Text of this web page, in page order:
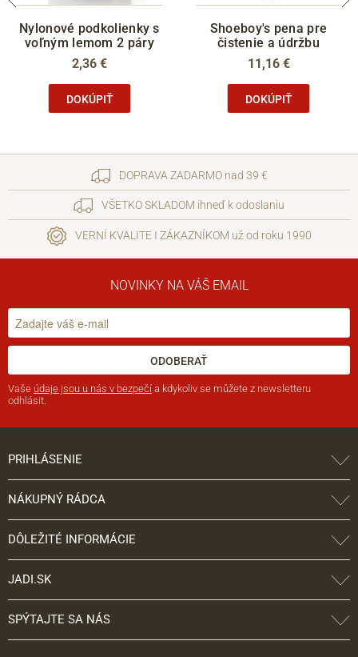
Nylonové podkolienky s
voľným lemom 2 páry
2,36 €
DOKÚPIŤ
Shoeboy's pena pre
čistenie a údržbu
11,16 €
DOKÚPIŤ
DOPRAVA ZADARMO nad 39 €
VŠETKO SKLADOM ihneď k odoslaniu
VERNÍ KVALITE I ZÁKAZNÍKOM už od roku 1990
NOVINKY NA VÁŠ EMAIL
ODOBERAŤ
Vaše údaje jsou u nás v bezpečí a kdykoliv se můžete z newsletteru
odhlásit.
PRIHLÁSENIE
NÁKUPNÝ RÁDCA
DÔLEŽITÉ INFORMÁCIE
JADI.SK
SPÝTAJTE SA NÁS